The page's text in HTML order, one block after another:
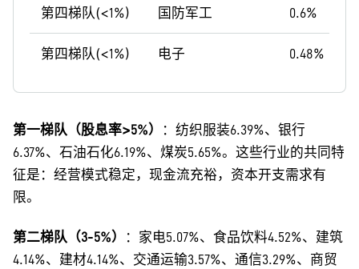
第四梯队(<1%) 国防军工 0.6%
第四梯队(<1%) 电子 0.48%
第一梯队（股息率>5%）
：纺织服装6.39%、银行
6.37%、石油石化6.19%、煤炭5.65%。这些行业的共同特
征是：经营模式稳定，现金流充裕，资本开支需求有
限。
第二梯队（3-5%）
：家电5.07%、食品饮料4.52%、建筑
4.14%、建材4.14%、交通运输3.57%、通信3.29%、商贸